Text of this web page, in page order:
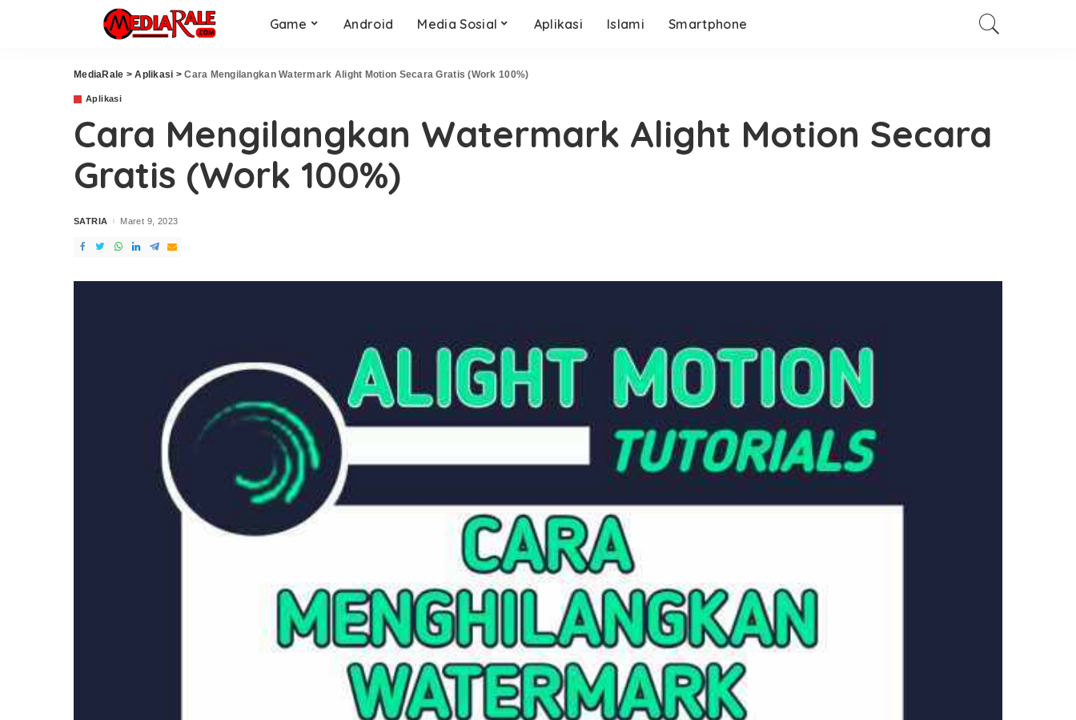
Game Android Media Sosial Aplikasi Islami Smartphone
MediaRale >Aplikasi >Cara Mengilangkan Watermark Alight Motion Secara Gratis (Work 100%)
Aplikasi
Cara Mengilangkan Watermark Alight Motion Secara
Gratis (Work 100%)
Posted
SATRIA Maret 9, 2023